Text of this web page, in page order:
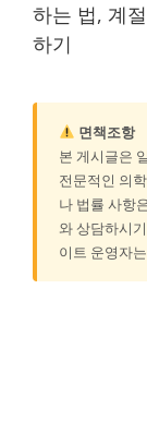
하는 법, 계
하기
면책조항
본 게시글은
전문적인 의
나 법률 사항
와 상담하시
이트 운영자